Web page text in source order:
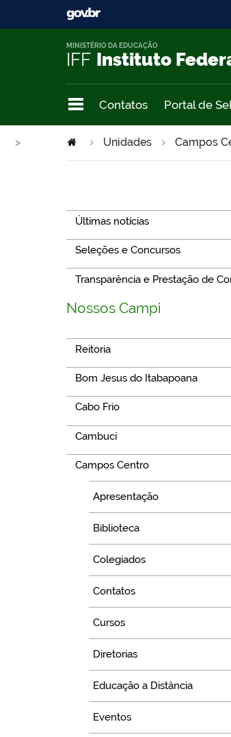
IFF Instituto
MINISTÉRIO DA EDUCAÇÃO
Contatos Portal de
Unidades Campos
>
Últimas notícias
Seleções e Concursos
Transparência e Prestação de
Nossos Campi
Reitoria
Bom Jesus do Itabapoana
Cabo Frio
Cambuci
Campos Centro
Apresentação
Biblioteca
Colegiados
Contatos
Cursos
Diretorias
Educação a Distância
Eventos